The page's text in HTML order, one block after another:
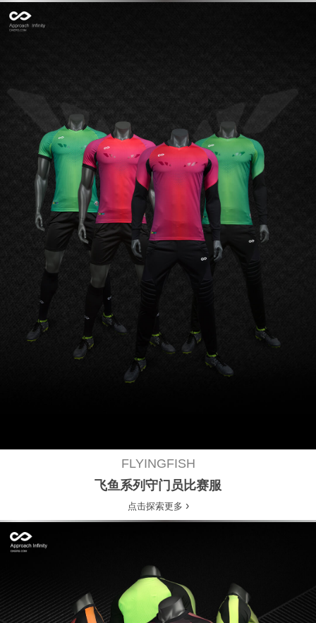
FLYINGFISH
飞鱼系列守门员比赛服
点击探索更多 ›